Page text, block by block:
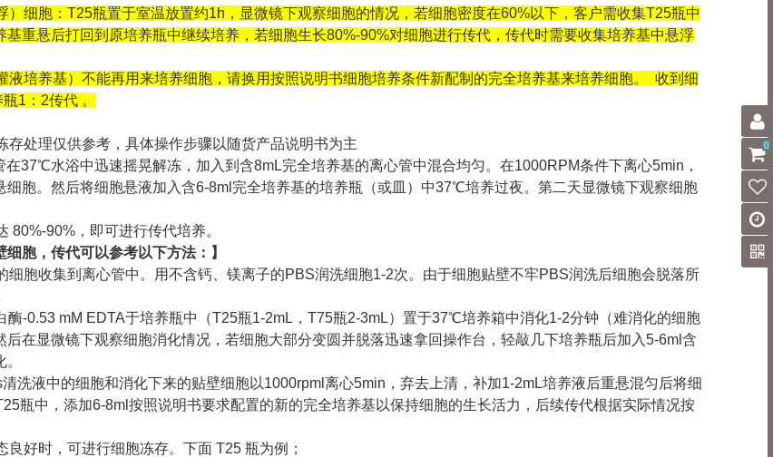
）细胞：T25瓶置于室温放置约1h，显微镜下观察细胞的情况，若细胞密度在60%以下，客户需收集T25瓶中
基重悬后打回到原培养瓶中继续培养，若细胞生长80%-90%对细胞进行传代，传代时需要收集培养基中悬浮
液培养基）不能再用来培养细胞，请换用按照说明书细胞培养条件新配制的完全培养基来培养细胞。 收到细
1：2传代 。
存处理仅供参考，具体操作步骤以随货产品说明书为主
37℃水浴中迅速摇晃解冻，加入到含8mL完全培养基的离心管中混合均匀。在1000RPM条件下离心5min，
细胞。然后将细胞悬液加入含6-8ml完全培养基的培养瓶（或皿）中37℃培养过夜。第二天显微镜下观察细胞
80%-90%，即可进行传代培养。
细胞，传代可以参考以下方法：】
细胞收集到离心管中。用不含钙、镁离子的PBS润洗细胞1-2次。由于细胞贴壁不牢PBS润洗后细胞会脱落所
酶-0.53 mM EDTA于培养瓶中（T25瓶1-2mL，T75瓶2-3mL）置于37℃培养箱中消化1-2分钟（难消化的细胞
后在显微镜下观察细胞消化情况，若细胞大部分变圆并脱落迅速拿回操作台，轻敲几下培养瓶后加入5-6ml含
洗液中的细胞和消化下来的贴壁细胞以1000rpml离心5min，弃去上清，补加1-2mL培养液后重悬混匀后将细
瓶中，添加6-8ml按照说明书要求配置的新的完全培养基以保持细胞的生长活力，后续传代根据实际情况按
好时，可进行细胞冻存。下面 T25 瓶为例；
0